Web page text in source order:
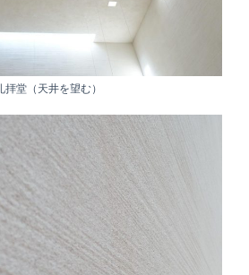
拝堂（天井を望む）